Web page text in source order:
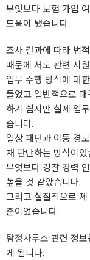
무엇보다 보험 가입
도움이 됐습니다.
조사 결과에 따라 법
때문에 저도 관련 지
업무 수행 방식에 대
들었고 일반적으로 대
하기 쉽지만 실제 업
습니다.
일상 패턴과 이동 경
채 판단하는 방식이었
무엇보다 경찰 경력
높을 것 같았습니다.
그리고 실질적으로
준이었습니다.
탐정사무소 관련 정
게 됩니다.